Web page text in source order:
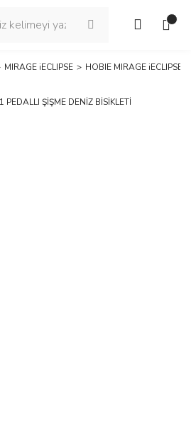
MIRAGE iECLIPSE HOBIE MIRAGE iECLIPSE